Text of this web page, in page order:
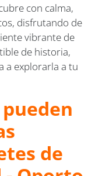
con calma,
disfrutando de
vibrante de
de historia,
a explorarla a tu
de